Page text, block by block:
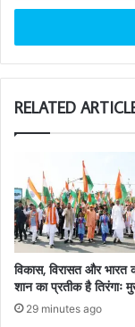
Email
RELATED
विकास, विरासत और
शान का प्रतीक है तिरंगाः
29 minutes ago